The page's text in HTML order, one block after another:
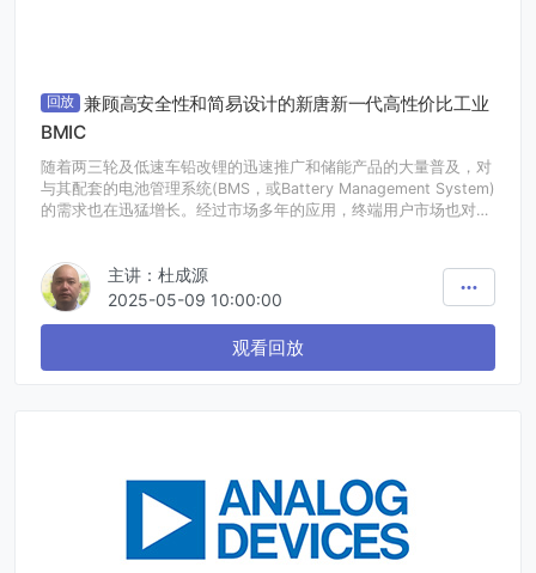
回放 兼顾高安全性和简易设计的新唐新一代高性价比工业
BMIC
随着两三轮及低速车铅改锂的迅速推广和储能产品的大量普及，对
与其配套的电池管理系统(BMS，或Battery Management System)
的需求也在迅猛增长。经过市场多年的应用，终端用户市场也对电
应用需求并结合原有高安全性工业BMIC的基础上，推出了更具性
价比的解决方案，即KA4970X系列产品。
在本次网络研讨会中，我们将解释固定式蓄电池所需的锂离子电池
的特性以及保护它们的电池监控IC的基础知识，并结合具体市场应
用的趋势和问题介绍我们产品的独特功能和实用性。
主讲：杜成源
2025-05-09 10:00:00
观看回放